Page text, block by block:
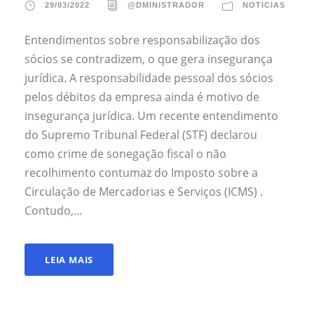
29/03/2022 @DMINISTRADOR NOTICIAS
Entendimentos sobre responsabilização dos
sócios se contradizem, o que gera insegurança
jurídica. A responsabilidade pessoal dos sócios
pelos débitos da empresa ainda é motivo de
insegurança jurídica. Um recente entendimento
do Supremo Tribunal Federal (STF) declarou
como crime de sonegação fiscal o não
recolhimento contumaz do Imposto sobre a
Circulação de Mercadorias e Serviços (ICMS) .
Contudo,...
LEIA MAIS